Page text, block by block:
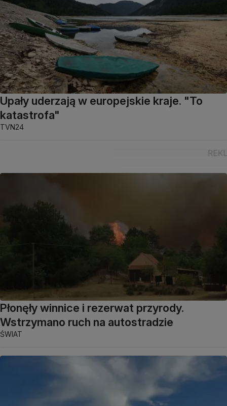
Upały uderzają w europejskie kraje. "To
katastrofa"
TVN24
Płonęły winnice i rezerwat przyrody.
Wstrzymano ruch na autostradzie
ŚWIAT